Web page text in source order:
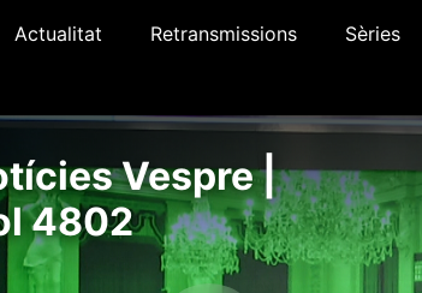
Actualitat Retransmissions Sèries
Vespre |
4802